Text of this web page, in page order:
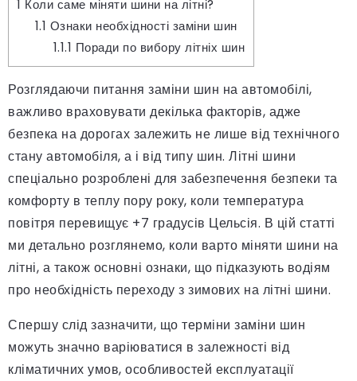
1 Коли саме міняти шини на літні?
1.1 Ознаки необхідності заміни шин
1.1.1 Поради по вибору літніх шин
Розглядаючи питання заміни шин на автомобілі,
важливо враховувати декілька факторів, адже
безпека на дорогах залежить не лише від технічного
стану автомобіля, а і від типу шин. Літні шини
спеціально розроблені для забезпечення безпеки та
комфорту в теплу пору року, коли температура
повітря перевищує +7 градусів Цельсія. В цій статті
ми детально розглянемо, коли варто міняти шини на
літні, а також основні ознаки, що підказують водіям
про необхідність переходу з зимових на літні шини.
Спершу слід зазначити, що терміни заміни шин
можуть значно варіюватися в залежності від
кліматичних умов, особливостей експлуатації